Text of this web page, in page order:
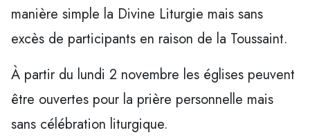
manière simple la Divine Liturgie mais sans
excès de participants en raison de la Toussaint.
À partir du lundi 2 novembre les églises peuvent
être ouvertes pour la prière personnelle mais
sans célébration liturgique.